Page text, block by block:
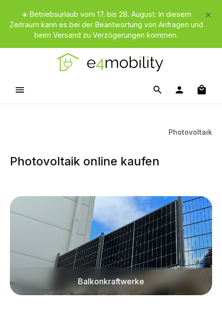
Zum Hauptinhalt springen
☀️ Betriebsurlaub vom 17. bis 28. August: In diesem
Zeitraum kann es bei der Beantwortung von Anfragen und
beim Versand zu Verzögerungen kommen.
Photovoltaik
Photovoltaik online kaufen
Kategoriegalerie überspringen
Balkonkraftwerke